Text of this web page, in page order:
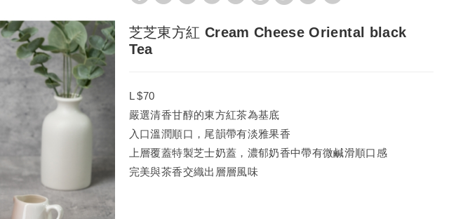
芝芝東方紅 Cream Cheese Oriental black
Tea
L $70
嚴選清香甘醇的東方紅茶為基底
入口溫潤順口，尾韻帶有淡雅果香
上層覆蓋特製芝士奶蓋，濃郁奶香中帶有微鹹滑順口感
完美與茶香交織出層層風味